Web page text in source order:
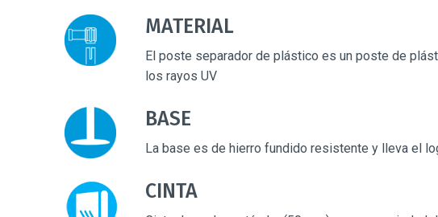
MATERIAL
El poste separador de plástico es un poste de
los rayos UV
BASE
La base es de hierro fundido resistente y lleva el
CINTA